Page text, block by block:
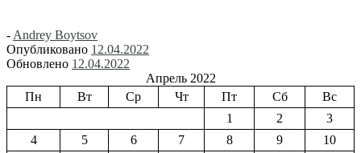
- Andrey Boytsov
Опубликовано 12.04.2022
Обновлено 12.04.2022
Апрель 2022
Пн
Вт Ср Чт Пт Сб
Вс
1
2
3
4
5 6 7 8 9
10